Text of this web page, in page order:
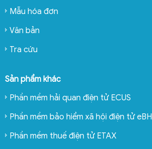
Mẫu hóa đơn
Văn bản
Tra cứu
Sản phẩm khác
Phần mềm hải quan điện tử ECUS
Phần mềm bảo hiểm xã hội điện tử eBH
Phần mềm thuế điện tử ETAX